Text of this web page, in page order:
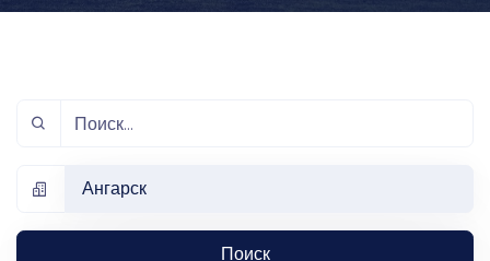
Ангарск
Поиск